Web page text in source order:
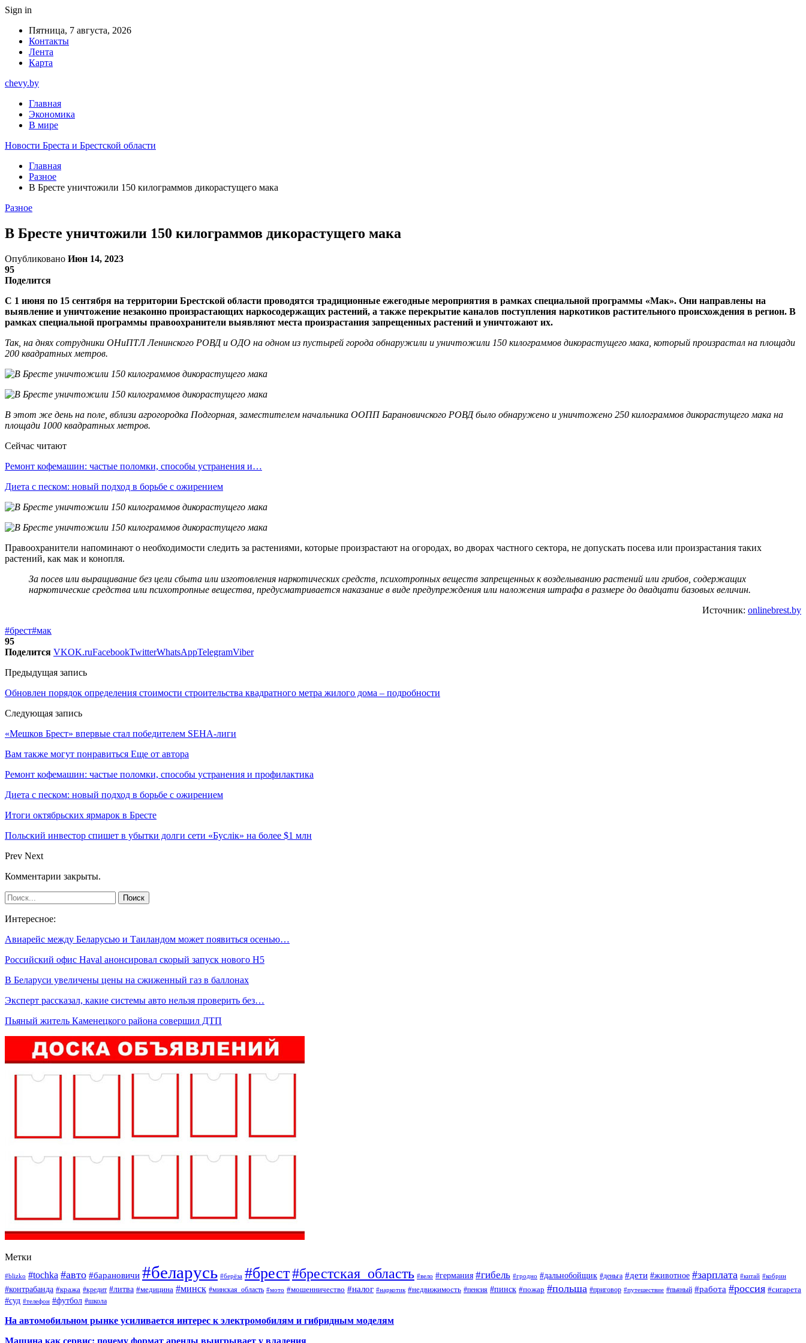
Sign in
Пятница, 7 августа, 2026
Контакты
Лента
Карта
chevy.by
Главная
Экономика
В мире
Новости Бреста и Брестской области
Главная
Разное
В Бресте уничтожили 150 килограммов дикорастущего мака
Разное
В Бресте уничтожили 150 килограммов дикорастущего мака
Опубликовано Июн 14, 2023
95
Поделится
С 1 июня по 15 сентября на территории Брестской области проводятся традиционные ежегодные мероприятия в рамках специальной программы «Мак». Они направлены на
выявление и уничтожение незаконно произрастающих наркосодержащих растений, а также перекрытие каналов поступления наркотиков растительного происхождения в регион. В
рамках специальной программы правоохранители выявляют места произрастания запрещенных растений и уничтожают их.
Так, на днях сотрудники ОНиПТЛ Ленинского РОВД и ОДО на одном из пустырей города обнаружили и уничтожили 150 килограммов дикорастущего мака, который произрастал на площади
200 квадратных метров.
В этот же день на поле, вблизи агрогородка Подгорная, заместителем начальника ООПП Барановичского РОВД было обнаружено и уничтожено 250 килограммов дикорастущего мака на
площади 1000 квадратных метров.
Сейчас читают
Ремонт кофемашин: частые поломки, способы устранения и…
Диета с песком: новый подход в борьбе с ожирением
Правоохранители напоминают о необходимости следить за растениями, которые произрастают на огородах, во дворах частного сектора, не допускать посева или произрастания таких
растений, как мак и конопля.
За посев или выращивание без цели сбыта или изготовления наркотических средств, психотропных веществ запрещенных к возделыванию растений или грибов, содержащих
наркотические средства или психотропные вещества, предусматривается наказание в виде предупреждения или наложения штрафа в размере до двадцати базовых величин.
Источник: onlinebrest.by
#брест#мак
95
Поделится VKOK.ruFacebookTwitterWhatsAppTelegramViber
Предыдущая запись
Обновлен порядок определения стоимости строительства квадратного метра жилого дома – подробности
Следующая запись
«Мешков Брест» впервые стал победителем SEHA-лиги
Вам также могут понравиться Еще от автора
Ремонт кофемашин: частые поломки, способы устранения и профилактика
Диета с песком: новый подход в борьбе с ожирением
Итоги октябрьских ярмарок в Бресте
Польский инвестор спишет в убытки долги сети «Буслiк» на более $1 млн
Prev Next
Комментарии закрыты.
Интересное:
Авиарейс между Беларусью и Таиландом может появиться осенью…
Российский офис Haval анонсировал скорый запуск нового H5
В Беларуси увеличены цены на сжиженный газ в баллонах
Эксперт рассказал, какие системы авто нельзя проверить без…
Пьяный житель Каменецкого района совершил ДТП
Метки
#blizko #tochka #авто #барановичи #беларусь #берёза #брест#брестская_область #вело #германия #гибель #гродно #дальнобойщик #деньга #дети #животное #зарплата #китай #кобрин
#контрабанда #кража #кредит #литва #медицина #минск #минская_область #мото #мошенничество #налог #наркотик #недвижимость #пенсия #пинск #пожар #польша #приговор #путешествие #пьяный #работа #россия #сигарета
#суд #телефон #футбол #школа
На автомобильном рынке усиливается интерес к электромобилям и гибридным моделям
Машина как сервис: почему формат аренды выигрывает у владения